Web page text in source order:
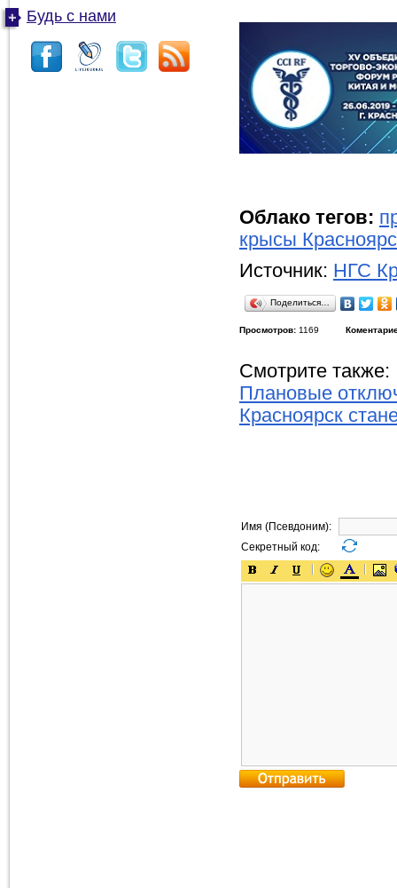
Будь с нами
Облако тегов:
крысы
Источник: НГС
Поделиться…
Просмотров: 1169
Смотрите также:
Плановые
Красноярск
Имя (Псевдоним):
Секретный код: